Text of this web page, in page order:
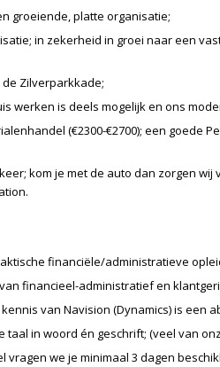
groeiende, platte organisatie;
in zekerheid in groei naar een
Zilverparkkade;
werken is deels mogelijk en ons
(€2300-€2700); een goede
kom je met de auto dan zorgen
financiële/administratieve
financieel-administratief en
van Navision (Dynamics) is een
in woord én geschrift; (veel van
we je minimaal 3 dagen